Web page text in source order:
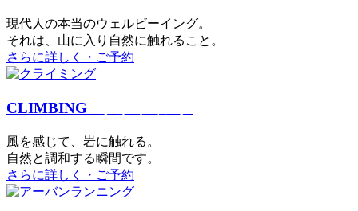
現代⼈の本当のウェルビーイング。
それは、⼭に⼊り⾃然に触れること。
さらに詳しく・ご予約
CLIMBING
⾵を感じて、岩に触れる。
⾃然と調和する瞬間です。
さらに詳しく・ご予約